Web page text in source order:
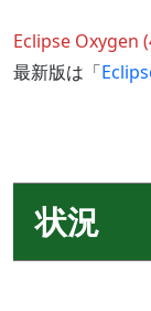
Eclipse Oxygen
最新版は「
状況